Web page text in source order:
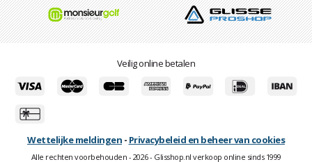
Veilig online betalen
Wettelijke meldingen - Privacybeleid en beheer van cookies
Alle rechten voorbehouden - 2026 - Glisshop.nl verkoop online sinds 1999